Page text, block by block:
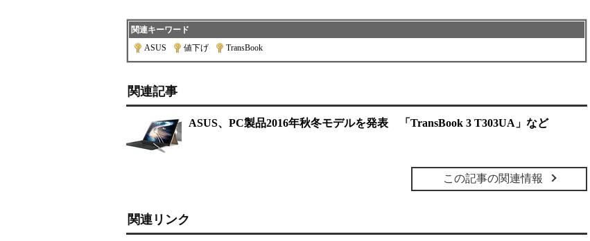
関連キーワード
ASUS
値下げ TransBook
関連記事
ASUS、PC製品2016年秋冬モデルを発表 「TransBook 3 T303UA」など
この記事の関連情報
関連リンク